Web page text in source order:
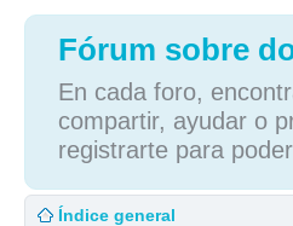
Fórum sobre
En cada foro,
compartir, ayudar o
registrarte para
Índice general